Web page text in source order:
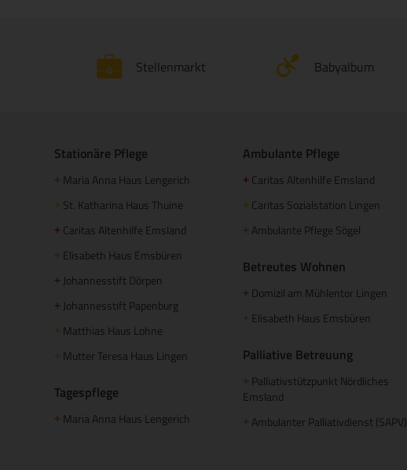
Stellenmarkt Babyalbum
Stationäre Pflege
+ Maria Anna Haus Lengerich
+ St. Katharina Haus Thuine
+ Caritas Altenhilfe Emsland
Elisabeth Haus Emsbüren
+ Johannesstift Dörpen
+ Johannesstift Papenburg
+ Matthias Haus Lohne
+ Mutter Teresa Haus Lingen
Tagespflege
+ Maria Anna Haus Lengerich
Ambulante Pflege
+ Caritas Altenhilfe Emsland
+ Caritas Sozialstation Lingen
+ Ambulante Pflege Sögel
Betreutes Wohnen
Domizil am Mühlentor Lingen
Elisabeth Haus Emsbüren
Palliative Betreuung
+ Palliativstützpunkt Nördliches
Emsland
+ Ambulanter Palliativdienst (SAPV)